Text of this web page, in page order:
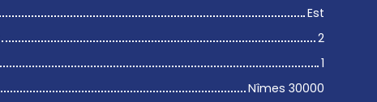
Est
2
1
Nîmes 30000